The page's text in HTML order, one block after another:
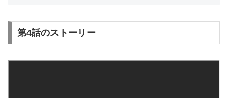
第4話のストーリー